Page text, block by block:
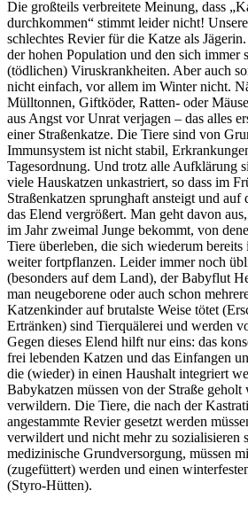
Die großteils verbreitete Meinung, dass
durchkommen“ stimmt leider nicht!
schlechtes Revier für die Katze als
der hohen Population und den sich immer
(tödlichen) Viruskrankheiten. Aber auch
nicht einfach, vor allem im Winter nicht.
Mülltonnen, Giftköder, Ratten- oder
aus Angst vor Unrat verjagen – das alles
einer Straßenkatze. Die Tiere sind von
Immunsystem ist nicht stabil,
Tagesordnung. Und trotz alle Aufklärung
viele Hauskatzen unkastriert, so dass im
Straßenkatzen sprunghaft ansteigt und auf
das Elend vergrößert. Man geht davon
im Jahr zweimal Junge bekommt, von
Tiere überleben, die sich wiederum
weiter fortpflanzen. Leider immer noch
(besonders auf dem Land), der Babyflut
man neugeborene oder auch schon
Katzenkinder auf brutalste Weise tötet
Ertränken) sind Tierquälerei und werden
Gegen dieses Elend hilft nur eins: das
frei lebenden Katzen und das Einfangen
die (wieder) in einen Haushalt integriert
Babykatzen müssen von der Straße geholt
verwildern. Die Tiere, die nach der
angestammte Revier gesetzt werden
verwildert und nicht mehr zu sozialisieren
medizinische Grundversorgung, müssen
(zugefüttert) werden und einen
(Styro-Hütten).